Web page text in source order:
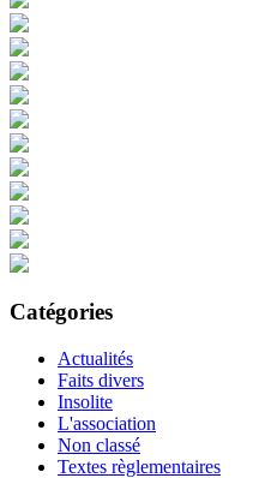
Catégories
Actualités
Faits divers
Insolite
L'association
Non classé
Textes règlementaires